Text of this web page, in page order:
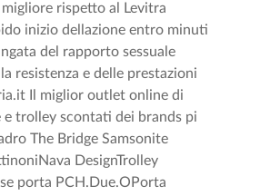
rispetto al Levitra
inizio dellazione entro minuti
del rapporto sessuale
resistenza e delle prestazioni
Il miglior outlet online di
e trolley scontati dei brands pi
The Bridge Samsonite
DesignTrolley
porta PCH.Due.OPorta